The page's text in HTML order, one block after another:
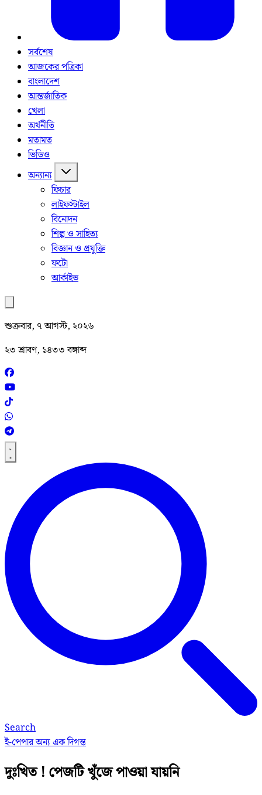
সর্বশেষ
আজকের পত্রিকা
বাংলাদেশ
আন্তর্জাতিক
খেলা
অর্থনীতি
মতামত
ভিডিও
অন্যান্য
ফিচার
লাইফস্টাইল
বিনোদন
শিল্প ও সাহিত্য
বিজ্ঞান ও প্রযুক্তি
ফটো
আর্কাইভ
শুক্রবার, ৭ আগস্ট, ২০২৬
২৩ শ্রাবণ, ১৪৩৩ বঙ্গাব্দ
Search
ই-পেপারঅন্য এক দিগন্ত
দুঃখিত ! পেজটি খুঁজে পাওয়া যায়নি